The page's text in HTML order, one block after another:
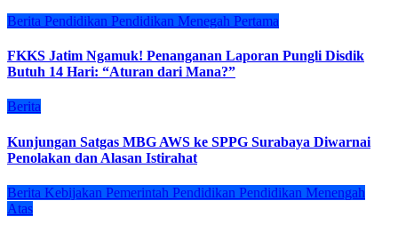
Berita Pendidikan Pendidikan Menegah Pertama
FKKS Jatim Ngamuk! Penanganan Laporan Pungli Disdik
Butuh 14 Hari: “Aturan dari Mana?”
Berita
Kunjungan Satgas MBG AWS ke SPPG Surabaya Diwarnai
Penolakan dan Alasan Istirahat
Berita Kebijakan Pemerintah Pendidikan Pendidikan Menengah
Atas